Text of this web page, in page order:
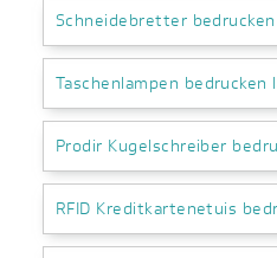
Schneidebretter
Taschenlampen bedrucken
Prodir Kugelschreiber
RFID Kreditkartenetuis